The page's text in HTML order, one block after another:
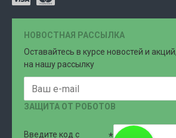
НОВОСТНАЯ РАССЫЛКА
Оставайтесь в курсе новостей и
на нашу рассылку
ЗАЩИТА ОТ РОБОТОВ
Введите код с